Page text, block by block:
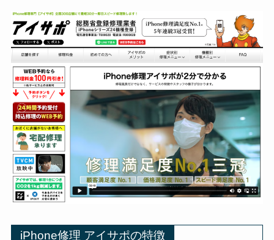
iPhone修理 アイサポの特徴